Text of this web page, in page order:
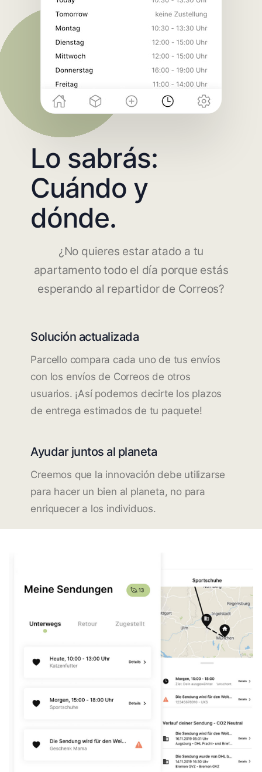
Lo sabrás:
Cuándo y
dónde.
¿No quieres estar atado a tu
apartamento todo el día porque estás
esperando al repartidor de Correos?
Solución actualizada
Parcello compara cada uno de tus envíos
con los envíos de Correos de otros
usuarios. ¡Así podemos decirte los plazos
de entrega estimados de tu paquete!
Ayudar juntos al planeta
Creemos que la innovación debe utilizarse
para hacer un bien al planeta, no para
enriquecer a los individuos.